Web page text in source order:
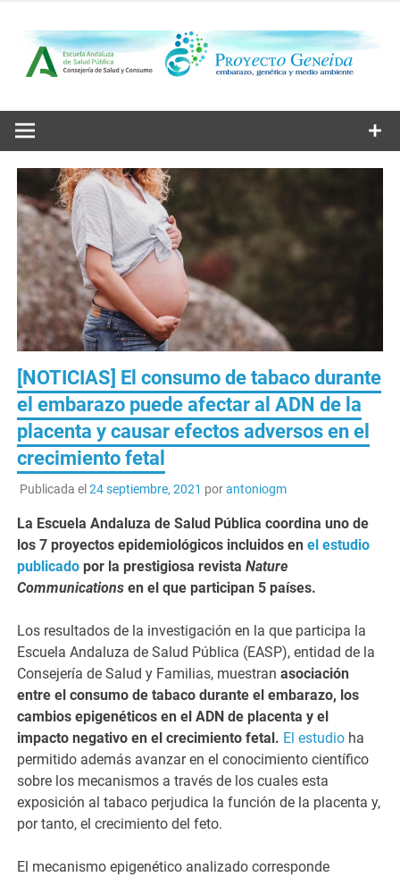
contenido
Proyecto
Geneida
[NOTICIAS] El consumo de tabaco durante
el embarazo puede afectar al ADN de la
placenta y causar efectos adversos en el
crecimiento fetal
Publicada el 24 septiembre, 2021 porantoniogm
La Escuela Andaluza de Salud Pública coordina uno de
los 7 proyectos epidemiológicos incluidos enel estudio
publicado por la prestigiosa revistaNature
Communications en el que participan 5 países.
Los resultados de la investigación en la que participa la
Escuela Andaluza de Salud Pública (EASP), entidad de la
Consejería de Salud y Familias, muestranasociación
entre el consumo de tabaco durante el embarazo, los
cambios epigenéticos en el ADN de placenta y el
impacto negativo en el crecimiento fetal. El estudio ha
permitido además avanzar en el conocimiento científico
sobre los mecanismos a través de los cuales esta
exposición al tabaco perjudica la función de la placenta y,
por tanto, el crecimiento del feto.
El mecanismo epigenético analizado corresponde